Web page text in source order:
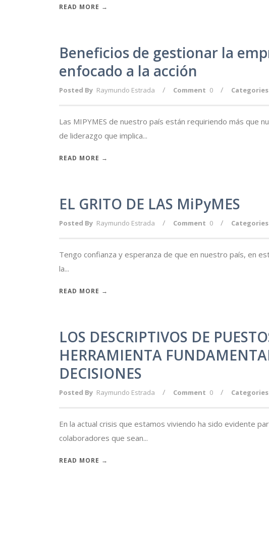
READ MORE →
Beneficios de gestionar la
enfocado a la acción
Posted By Raymundo Estrada / Comment 0 / Categories
Las MIPYMES de nuestro país están requiriendo más que
de liderazgo que implica...
READ MORE →
EL GRITO DE LAS MiPyMES
Posted By Raymundo Estrada / Comment 0 / Categories
Tengo confianza y esperanza de que en nuestro país, en
la...
READ MORE →
LOS DESCRIPTIVOS DE
HERRAMIENTA
DECISIONES
Posted By Raymundo Estrada / Comment 0 / Categories
En la actual crisis que estamos viviendo ha sido evidente
colaboradores que sean...
READ MORE →